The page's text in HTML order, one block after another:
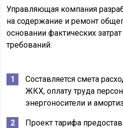
Управляющая компания
на содержание и ремонт
основании фактических
требований.
Составляется смета
ЖКХ, оплату труда
энергоносители и
Проект тарифа